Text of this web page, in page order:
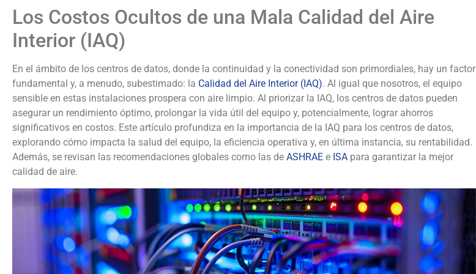
Los Costos Ocultos de una Mala Calidad del Aire
Interior (IAQ)
En el ámbito de los centros de datos, donde la continuidad y la conectividad son primordiales, hay un factor
fundamental y, a menudo, subestimado: la Calidad del Aire Interior (IAQ). Al igual que nosotros, el equipo
sensible en estas instalaciones prospera con aire limpio. Al priorizar la IAQ, los centros de datos pueden
asegurar un rendimiento óptimo, prolongar la vida útil del equipo y, potencialmente, lograr ahorros
significativos en costos. Este artículo profundiza en la importancia de la IAQ para los centros de datos,
explorando cómo impacta la salud del equipo, la eficiencia operativa y, en última instancia, su rentabilidad.
Además, se revisan las recomendaciones globales como las de ASHRAE e ISA para garantizar la mejor
calidad de aire.